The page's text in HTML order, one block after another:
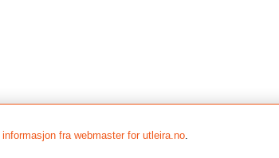
informasjon fra webmaster for utleira.no.